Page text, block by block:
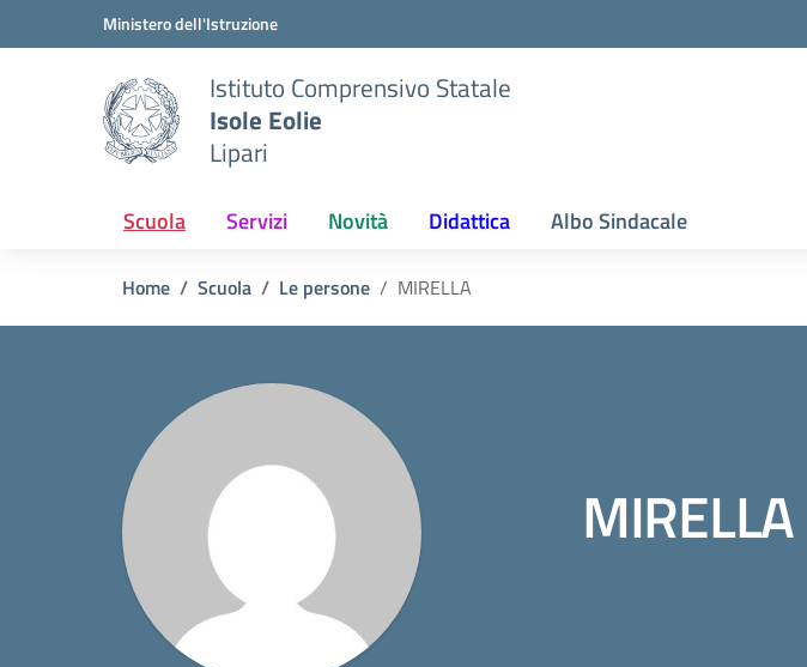
Vai ai contenuti
Vai al menu di navigazione
Ministero dell'Istruzione
Istituto Comprensivo Statale
Isole Eolie
Lipari
Scuola Servizi Novità Didattica Albo Sindacale
Home Scuola Le persone MIRELLA
MIRELLA